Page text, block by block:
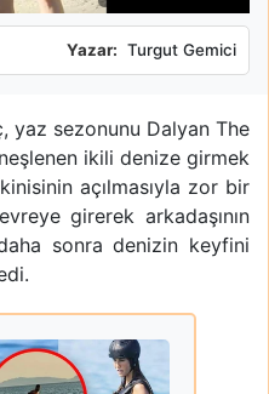
Yazar: Turgut Gemici
yaz sezonunu Dalyan The
ikili denize girmek
açılmasıyla zor bir
girerek arkadaşının
sonra denizin keyfini